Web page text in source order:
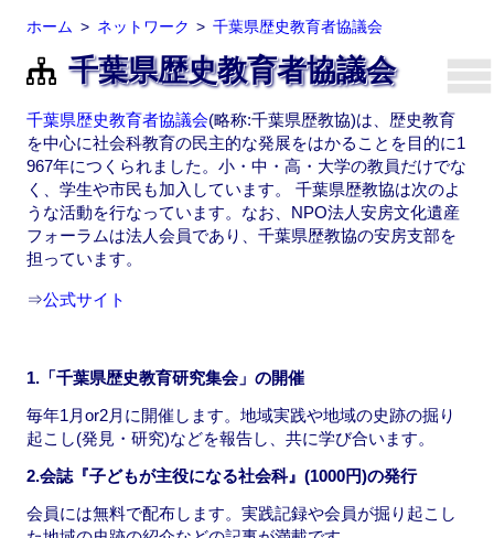
ホーム ネットワーク 千葉県歴史教育者協議会
千葉県歴史教育者協議会
千葉県歴史教育者協議会(略称:千葉県歴教協)は、歴史教育
を中心に社会科教育の民主的な発展をはかることを目的に1
967年につくられました。小・中・高・大学の教員だけでな
く、学生や市民も加入しています。 千葉県歴教協は次のよ
うな活動を行なっています。なお、NPO法人安房文化遺産
フォーラムは法人会員であり、千葉県歴教協の安房支部を
担っています。
⇒公式サイト
1.「千葉県歴史教育研究集会」の開催
毎年1月or2月に開催します。地域実践や地域の史跡の掘り
起こし(発見・研究)などを報告し、共に学び合います。
2.会誌『子どもが主役になる社会科』(1000円)の発行
会員には無料で配布します。実践記録や会員が掘り起こし